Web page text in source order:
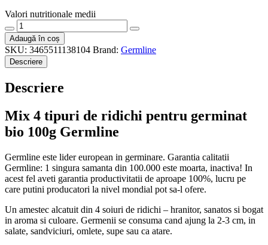
Valori nutritionale medii
Cantitate
Mix
4
tipuri
de
pentru
bio
100g
Germline
Adaugă în coș
SKU: 3465511138104 Brand: Germline
Descriere
Descriere
Mix 4 tipuri de ridichi pentru germinat
bio 100g Germline
Germline este lider european in germinare. Garantia calitatii
Germline: 1 singura samanta din 100.000 este moarta, inactiva! In
acest fel aveti garantia productivitatii de aproape 100%, lucru pe
care putini producatori la nivel mondial pot sa-l ofere.
Un amestec alcatuit din 4 soiuri de ridichi – hranitor, sanatos si bogat
in aroma si culoare. Germenii se consuma cand ajung la 2-3 cm, in
salate, sandviciuri, omlete, supe sau ca atare.